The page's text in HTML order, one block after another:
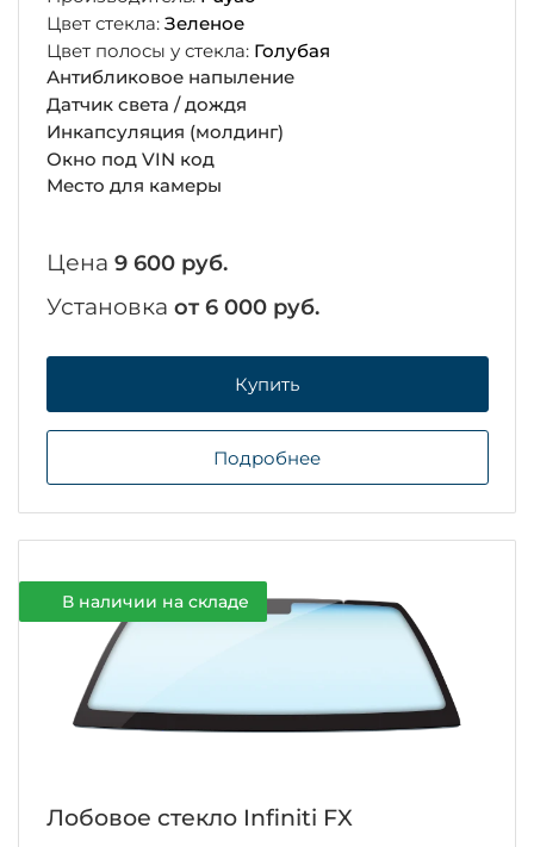
Цвет стекла: Зеленое
Цвет полосы у стекла: Голубая
Антибликовое напыление
Датчик света / дождя
Инкапсуляция (молдинг)
Окно под VIN код
Место для камеры
Цена 9 600 руб.
Установка от 6 000 руб.
Купить
Подробнее
В наличии на складе
Лобовое стекло Infiniti FX